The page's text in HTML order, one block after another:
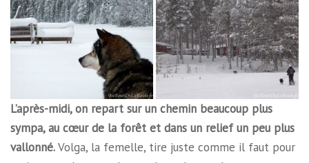
L’après-midi, on repart sur un chemin beaucoup plus
sympa, au cœur de la forêt et dans un relief un peu plus
vallonné.Volga, la femelle, tire juste comme il faut pour